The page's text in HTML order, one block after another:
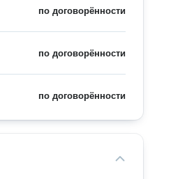
по договорённости
по договорённости
по договорённости